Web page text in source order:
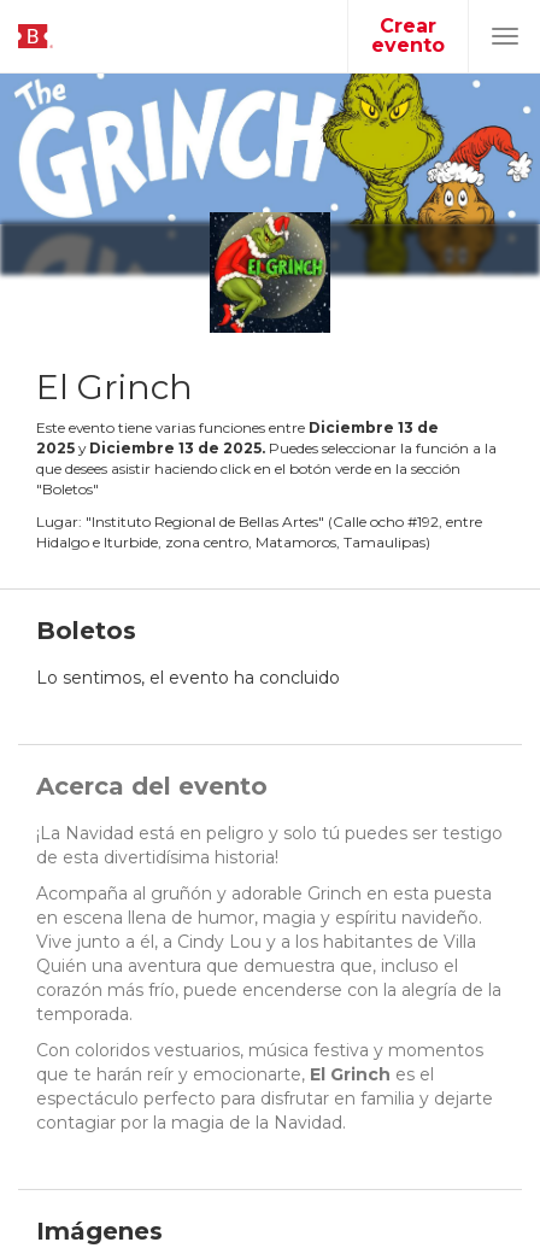
Crear
evento
El Grinch
Este evento tiene varias funciones entre Diciembre 13 de
2025 y Diciembre 13 de 2025. Puedes seleccionar la función a la
que desees asistir haciendo click en el botón verde en la sección
"Boletos"
Lugar: "Instituto Regional de Bellas Artes" (Calle ocho #192, entre
Hidalgo e Iturbide, zona centro, Matamoros, Tamaulipas)
Boletos
Lo sentimos, el evento ha concluido
Acerca del evento
¡La Navidad está en peligro y solo tú puedes ser testigo
de esta divertidísima historia!
Acompaña al gruñón y adorable Grinch en esta puesta
en escena llena de humor, magia y espíritu navideño.
Vive junto a él, a Cindy Lou y a los habitantes de Villa
Quién una aventura que demuestra que, incluso el
corazón más frío, puede encenderse con la alegría de la
temporada.
Con coloridos vestuarios, música festiva y momentos
que te harán reír y emocionarte, El Grinch es el
espectáculo perfecto para disfrutar en familia y dejarte
contagiar por la magia de la Navidad.
Imágenes